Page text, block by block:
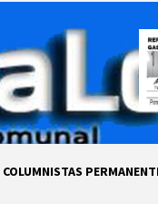
COLUMNISTAS